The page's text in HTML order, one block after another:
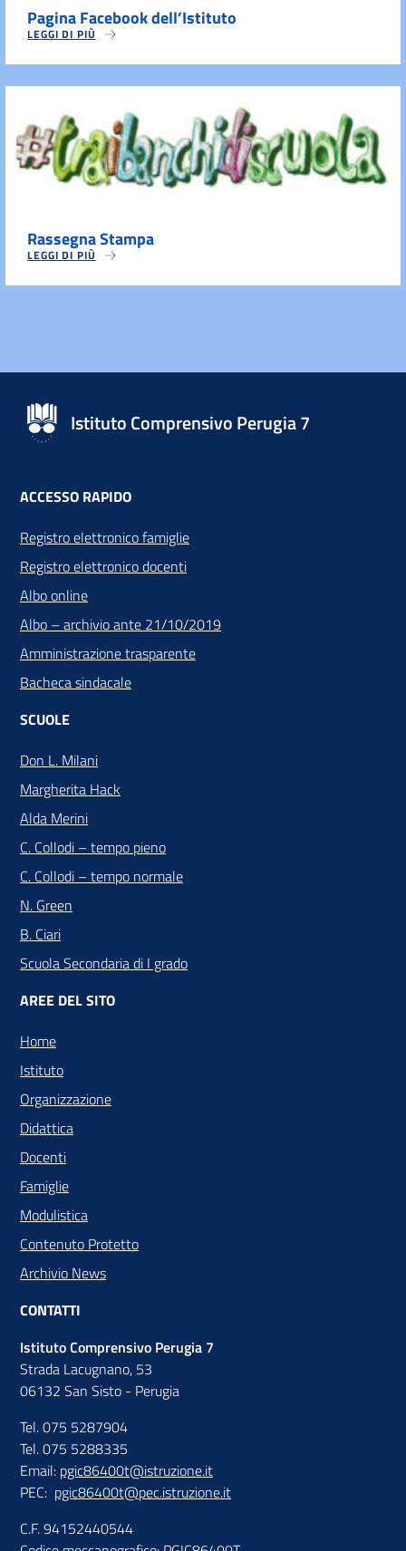
Pagina Facebook dell’Istituto
LEGGI DI PIÙ
Rassegna Stampa
LEGGI DI PIÙ
Istituto Comprensivo Perugia 7
ACCESSO RAPIDO
Registro elettronico famiglie
Registro elettronico docenti
Albo online
Albo – archivio ante 21/10/2019
Amministrazione trasparente
Bacheca sindacale
SCUOLE
Don L. Milani
Margherita Hack
Alda Merini
C. Collodi – tempo pieno
C. Collodi – tempo normale
N. Green
B. Ciari
Scuola Secondaria di I grado
AREE DEL SITO
Home
Istituto
Organizzazione
Didattica
Docenti
Famiglie
Modulistica
Contenuto Protetto
Archivio News
CONTATTI
Istituto Comprensivo Perugia 7
Strada Lacugnano, 53
06132 San Sisto - Perugia
Tel. 075 5287904
Tel. 075 5288335
Email: pgic86400t@istruzione.it
PEC: pgic86400t@pec.istruzione.it
C.F. 94152440544